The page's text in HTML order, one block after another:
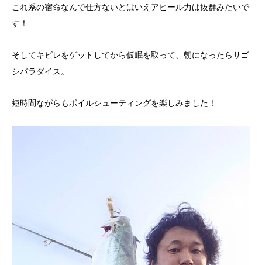
これ系の宿命なんで仕方ないとはいえアピール力は抜群みたいで
す！
そしてキビレをゲットしてから仮眠を取って、朝になったらサゴ
シパラダイス。
短時間ながらもボイルシューティングを楽しみました！